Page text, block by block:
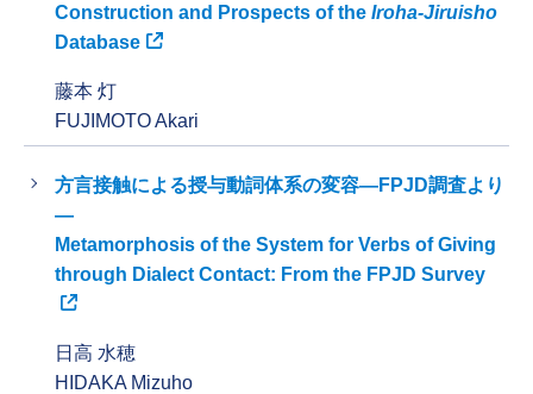
Construction and Prospects of the Iroha-Jiruisho
Database
藤本 灯
FUJIMOTO Akari
方言接触による授与動詞体系の変容―FPJD調査より
―
Metamorphosis of the System for Verbs of Giving
through Dialect Contact: From the FPJD Survey
日高 水穂
HIDAKA Mizuho